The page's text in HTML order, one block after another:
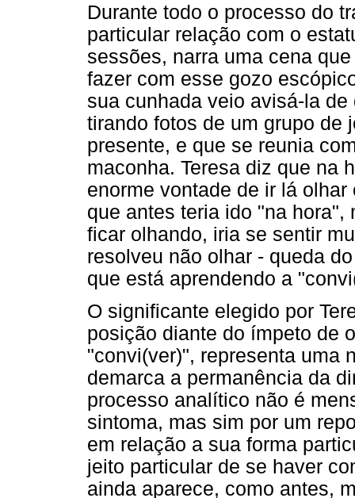
Durante todo o processo do
particular relação com o
sessões, narra uma cena
fazer com esse gozo
sua cunhada veio avisá-la
tirando fotos de um grupo de
presente, e que se reunia
maconha. Teresa diz que na
enorme vontade de ir lá
que antes teria ido "na
ficar olhando, iria se sentir
resolveu não olhar - queda
que está aprendendo a
O significante elegido por
posição diante do ímpeto de
"convi(ver)", representa uma
demarca a permanência da
processo analítico não é
sintoma, mas sim por um
em relação a sua forma
jeito particular de se haver
ainda aparece, como antes,